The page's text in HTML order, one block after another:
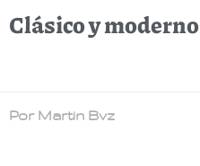
Clásico y moderno
Por Martin Bvz